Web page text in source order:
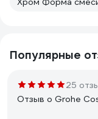
Популярные
25
Отзыв о Grohe